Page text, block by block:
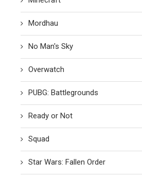
Mordhau
No Man's Sky
Overwatch
PUBG: Battlegrounds
Ready or Not
Squad
Star Wars: Fallen Order